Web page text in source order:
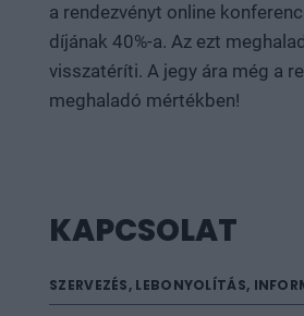
a rendezvényt online
díjának 40%-a. Az ezt
visszatéríti. A jegy ára még a
meghaladó mértékben!
KAPCSOLAT
SZERVEZÉS, LEBONYOLÍTÁS,